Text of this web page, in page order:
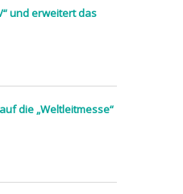
und erweitert das
die „Weltleitmesse“